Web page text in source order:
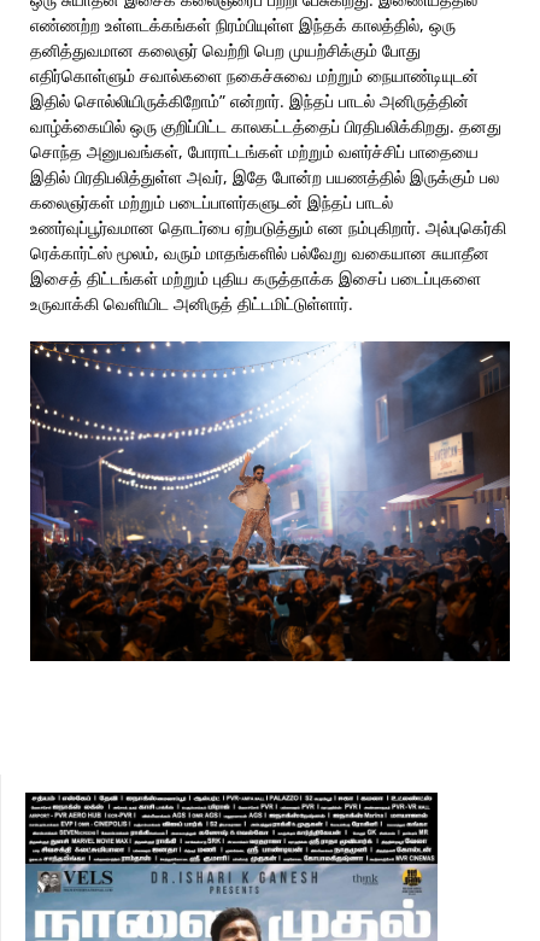
எண்ணற்ற உள்ளடக்கங்கள் நிரம்பியுள்ள இந்தக் காலத்தில், ஒரு
தனித்துவமான கலைஞர் வெற்றி பெற முயற்சிக்கும் போது
எதிர்கொள்ளும் சவால்களை நகைச்சுவை மற்றும் நையாண்டியுடன்
இதில் சொல்லியிருக்கிறோம்” என்றார். இந்தப் பாடல் அனிருத்தின்
வாழ்க்கையில் ஒரு குறிப்பிட்ட காலகட்டத்தைப் பிரதிபலிக்கிறது. தனது
சொந்த அனுபவங்கள், போராட்டங்கள் மற்றும் வளர்ச்சிப் பாதையை
இதில் பிரதிபலித்துள்ள அவர், இதே போன்ற பயணத்தில் இருக்கும் பல
கலைஞர்கள் மற்றும் படைப்பாளர்களுடன் இந்தப் பாடல்
உணர்வுப்பூர்வமான தொடர்பை ஏற்படுத்தும் என நம்புகிறார். அல்புகெர்கி
ரெக்கார்ட்ஸ் மூலம், வரும் மாதங்களில் பல்வேறு வகையான சுயாதீன
இசைத் திட்டங்கள் மற்றும் புதிய கருத்தாக்க இசைப் படைப்புகளை
உருவாக்கி வெளியிட அனிருத் திட்டமிட்டுள்ளார்.